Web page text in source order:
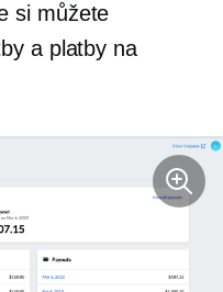
si můžete
a platby na